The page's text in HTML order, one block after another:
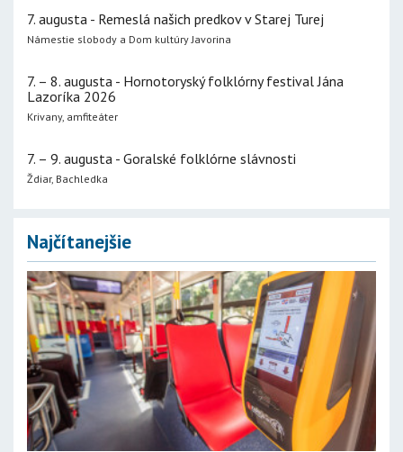
7. augusta - Remeslá našich predkov v Starej Turej
Námestie slobody a Dom kultúry Javorina
7. – 8. augusta - Hornotoryský folklórny festival Jána
Lazoríka 2026
Krivany, amfiteáter
7. – 9. augusta - Goralské folklórne slávnosti
Ždiar, Bachledka
Najčítanejšie